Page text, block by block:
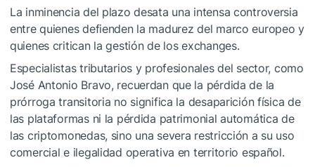
La inminencia del plazo desata una intensa controversia
entre quienes defienden la madurez del marco europeo y
quienes critican la gestión de los exchanges.
Especialistas tributarios y profesionales del sector, como
José Antonio Bravo, recuerdan que la pérdida de la
prórroga transitoria no significa la desaparición física de
las plataformas ni la pérdida patrimonial automática de
las criptomonedas, sino una severa restricción a su uso
comercial e ilegalidad operativa en territorio español.